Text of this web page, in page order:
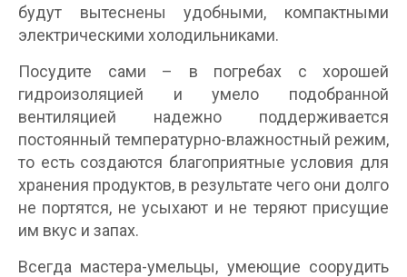
будут вытеснены удобными, компактными
электрическими холодильниками.
Посудите сами – в погребах с хорошей
гидроизоляцией и умело подобранной
вентиляцией надежно поддерживается
постоянный температурно-влажностный режим,
то есть создаются благоприятные условия для
хранения продуктов, в результате чего они долго
не портятся, не усыхают и не теряют присущие
им вкус и запах.
Всегда мастера-умельцы, умеющие соорудить